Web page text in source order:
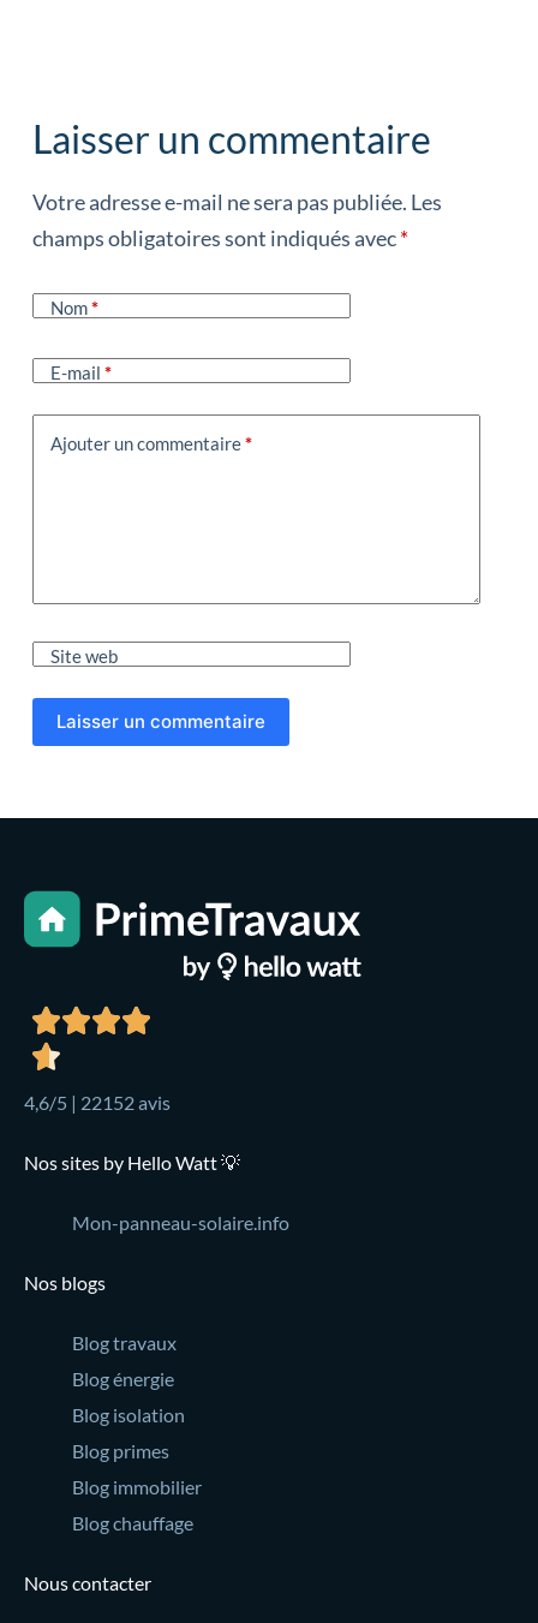
Laisser un commentaire
Votre adresse e-mail ne sera pas publiée. Les
champs obligatoires sont indiqués avec*
Nom*
E-mail *
Ajouter un commentaire*
Site web
Laisser un commentaire
4,6/5 | 22152 avis
Nos sites by Hello Watt 💡
Mon-panneau-solaire.info
Nos blogs
Blog travaux
Blog énergie
Blog isolation
Blog primes
Blog immobilier
Blog chauffage
Nous contacter